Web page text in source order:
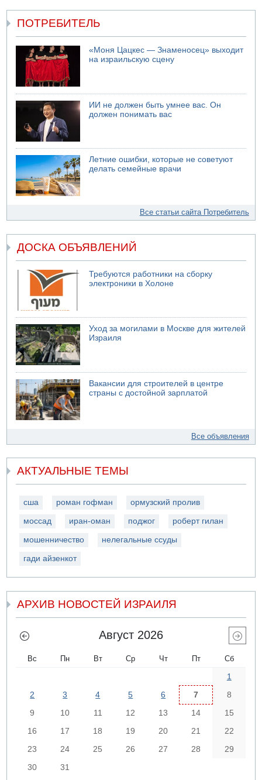
ПОТРЕБИТЕЛЬ
«Моня Цацкес — Знаменосец» выходит
на израильскую сцену
ИИ не должен быть умнее вас. Он
должен понимать вас
Летние ошибки, которые не советуют
делать семейные врачи
Все статьи сайта Потребитель
ДОСКА ОБЪЯВЛЕНИЙ
Требуются работники на сборку
электроники в Холоне
Уход за могилами в Москве для жителей
Израиля
Вакансии для строителей в центре
страны с достойной зарплатой
Все объявления
АКТУАЛЬНЫЕ ТЕМЫ
сша роман гофман ормузский пролив
моссад иран-оман поджог роберт гилан
мошенничество нелегальные ссуды
гади айзенкот
АРХИВ НОВОСТЕЙ ИЗРАИЛЯ
Август 2026
Вс Пн Вт Ср Чт Пт Сб
1
2
3 4 5 6 7
8
9
10 11 12 13 14
15
16
17 18 19 20 21
22
23
24 25 26 27 28
29
30
31